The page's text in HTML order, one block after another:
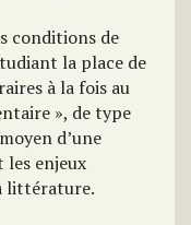
conditions de
la place de
à la fois au
», de type
d’une
enjeux
littérature.